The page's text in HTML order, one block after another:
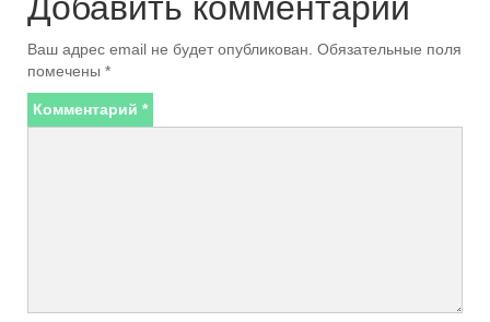
Ваш адрес email не будет опубликован. Обязательные поля
помечены *
Комментарий *